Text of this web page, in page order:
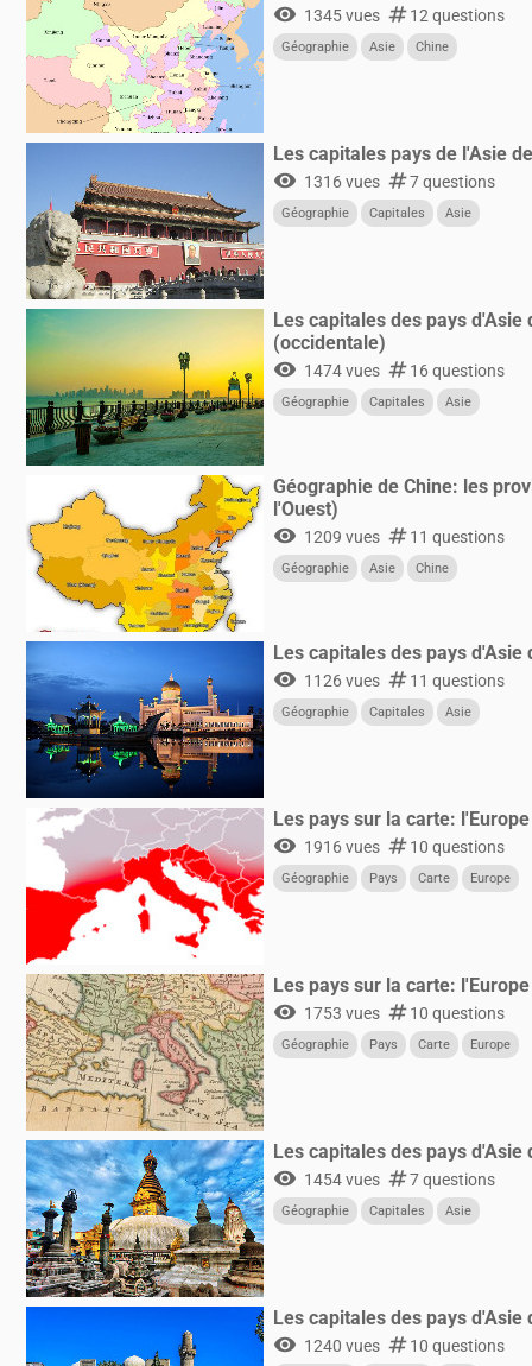
visibility 1345 vues numbers12 questions
Géographie Asie Chine
Les capitales pays de l'Asie
visibility 1316 vues numbers7 questions
Géographie Capitales Asie
Les capitales des pays d'Asie
(occidentale)
visibility 1474 vues numbers16 questions
Géographie Capitales Asie
Géographie de Chine: les
l'Ouest)
visibility 1209 vues numbers11 questions
Géographie Asie Chine
Les capitales des pays d'Asie
visibility 1126 vues numbers11 questions
Géographie Capitales Asie
Les pays sur la carte:
visibility 1916 vues numbers10 questions
Géographie Pays Carte Europe
Les pays sur la carte:
visibility 1753 vues numbers10 questions
Géographie Pays Carte Europe
Les capitales des pays d'Asie
visibility 1454 vues numbers7 questions
Géographie Capitales Asie
Les capitales des pays d'Asie
visibility 1240 vues numbers10 questions